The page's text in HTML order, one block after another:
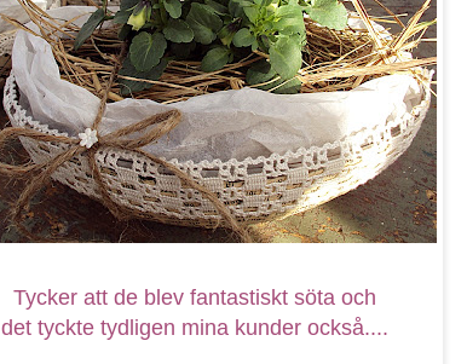
Tycker att de blev fantastiskt söta och
det tyckte tydligen mina kunder också....